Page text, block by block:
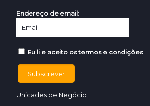
Endereço de email:
Eu li e aceito os termos e condições
Unidades de Negócio